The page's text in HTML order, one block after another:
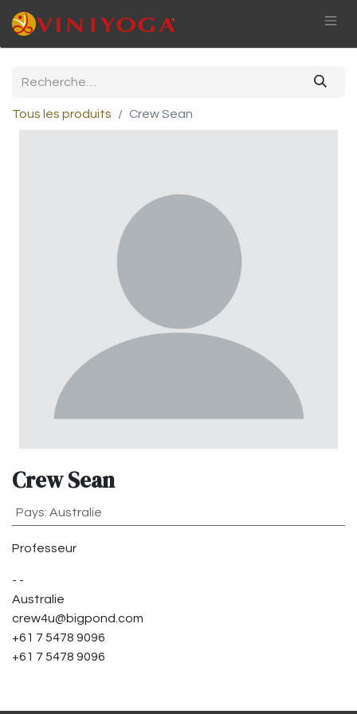
Tous les produits Crew Sean
Crew Sean
Pays: Australie
Professeur
- -
Australie
crew4u@bigpond.com
+61 7 5478 9096
+61 7 5478 9096